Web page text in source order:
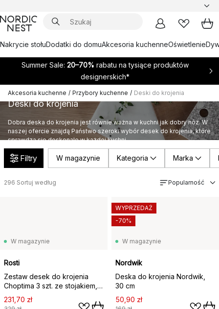
Nakrycie stołuDodatki do domuAkcesoria kuchenneOświetlenie
Summer Sale: 20–70% rabatu na tysiące produktów
designerskich*
Akcesoria kuchenne / Przybory kuchenne / Deski do krojenia
Deski do krojenia
Dobra deska do krojenia jest równie ważna w kuchni jak dobry nóż. W
naszej ofercie znajdą Państwo szeroki wybór desek do krojenia, które
sprawdzą się doskonale w każdej kuchni.
Filtry W magazynie Kategoria Marka
296 Sortuj według Popularność
W magazynie
Rosti
Zestaw desek do krojenia
Choptima 3 szt. ze stojakiem,
Humus
231,70 zł
W magazynie
Nordwik
Deska do krojenia Nordwik,
30 cm
50,90 zł
WYPRZEDAŻ
-70%